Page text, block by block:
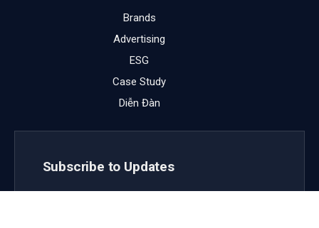
Brands
Advertising
ESG
Case Study
Diễn Đàn
Subscribe to Updates